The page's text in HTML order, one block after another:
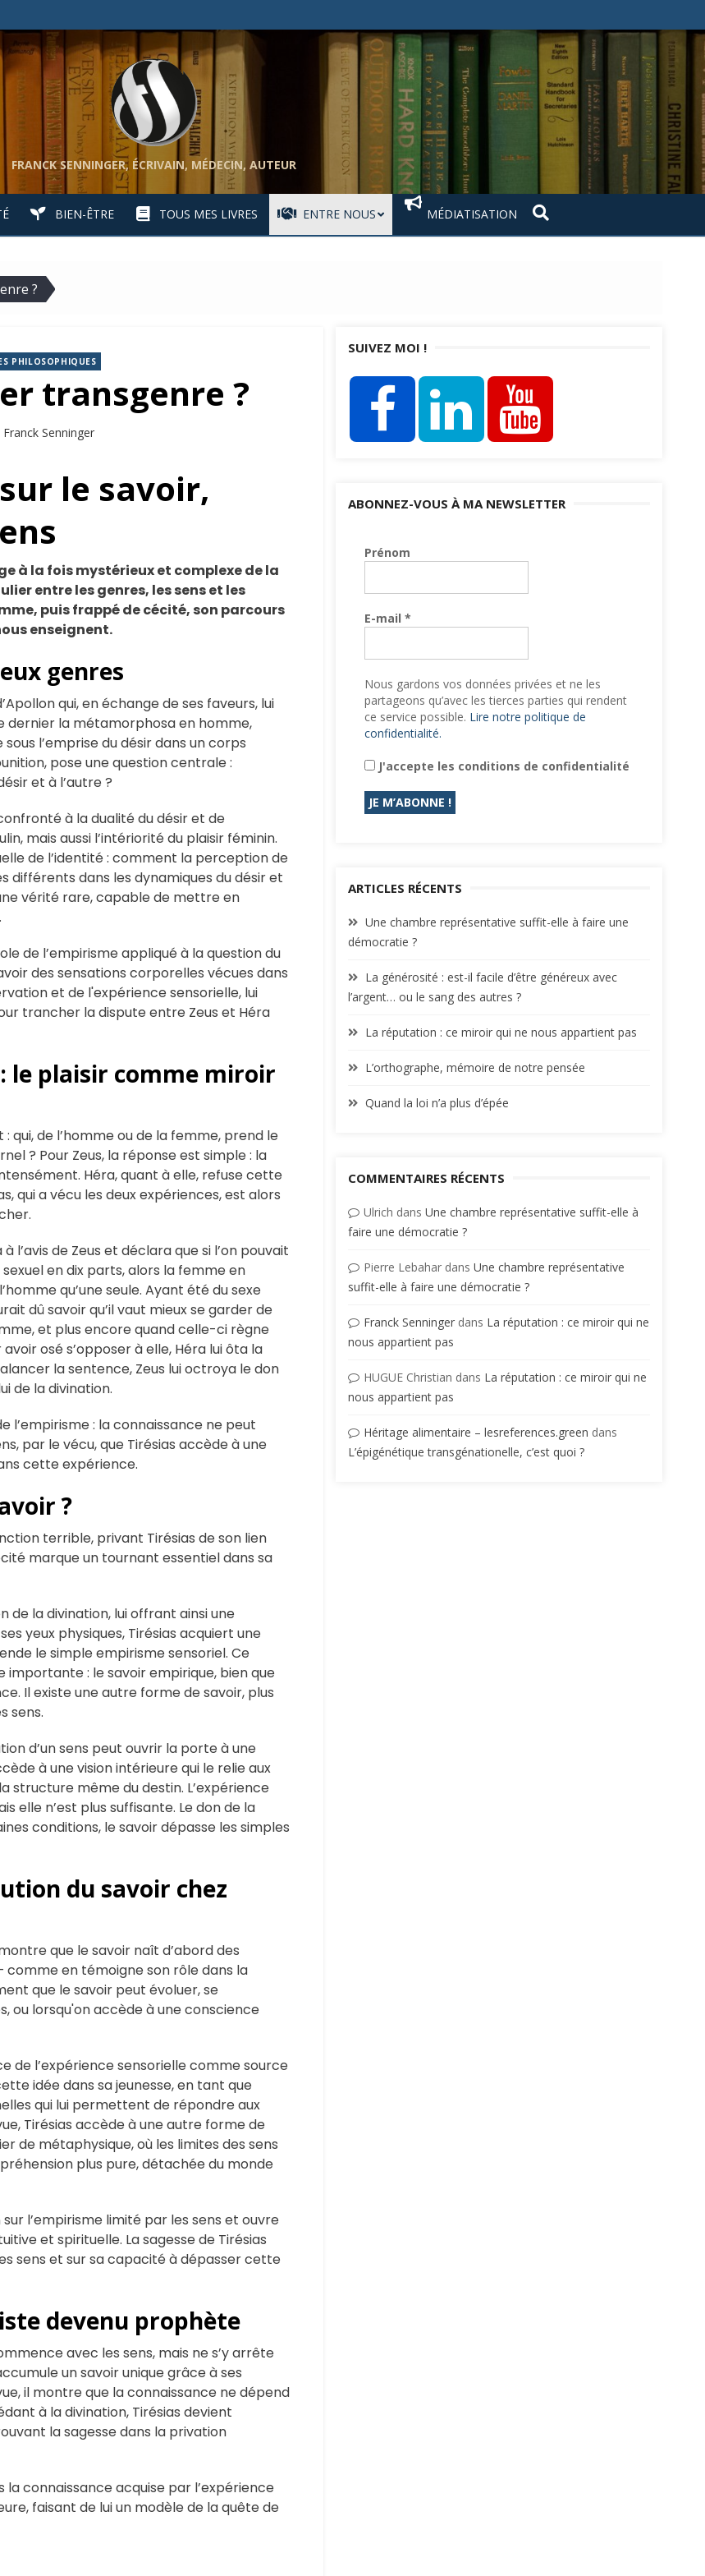
FRANCK SENNINGER, ÉCRIVAIN, MÉDECIN, AUTEUR
BIEN-ÊTRE TOUS MES LIVRES ENTRE NOUS MÉDIATISATION
?
PHILOSOPHIQUES
transgenre ?
Auteur
Franck Senninger
le savoir,
à la fois mystérieux et complexe de la
entre les genres, les sens et les
puis frappé de cécité, son parcours
enseignent.
genres
qui, en échange de ses faveurs, lui
dernier la métamorphosa en homme,
l’emprise du désir dans un corps
pose une question centrale :
et à l’autre ?
à la dualité du désir et de
mais aussi l’intériorité du plaisir féminin.
de l’identité : comment la perception de
différents dans les dynamiques du désir et
vérité rare, capable de mettre en
de l’empirisme appliqué à la question du
des sensations corporelles vécues dans
et de l'expérience sensorielle, lui
trancher la dispute entre Zeus et Héra
le plaisir comme miroir
: qui, de l’homme ou de la femme, prend le
? Pour Zeus, la réponse est simple : la
Héra, quant à elle, refuse cette
qui a vécu les deux expériences, est alors
l’avis de Zeus et déclara que si l’on pouvait
en dix parts, alors la femme en
qu’une seule. Ayant été du sexe
dû savoir qu’il vaut mieux se garder de
et plus encore quand celle-ci règne
avoir osé s’opposer à elle, Héra lui ôta la
la sentence, Zeus lui octroya le don
de la divination.
: la connaissance ne peut
par le vécu, que Tirésias accède à une
cette expérience.
?
terrible, privant Tirésias de son lien
marque un tournant essentiel dans sa
de la divination, lui offrant ainsi une
yeux physiques, Tirésias acquiert une
le simple empirisme sensoriel. Ce
: le savoir empirique, bien que
Il existe une autre forme de savoir, plus
sens.
d’un sens peut ouvrir la porte à une
à une vision intérieure qui le relie aux
structure même du destin. L’expérience
elle n’est plus suffisante. Le don de la
conditions, le savoir dépasse les simples
du savoir chez
que le savoir naît d’abord des
en témoigne son rôle dans la
que le savoir peut évoluer, se
ou lorsqu'on accède à une conscience
de l’expérience sensorielle comme source
idée dans sa jeunesse, en tant que
qui lui permettent de répondre aux
Tirésias accède à une autre forme de
de métaphysique, où les limites des sens
plus pure, détachée du monde
l’empirisme limité par les sens et ouvre
et spirituelle. La sagesse de Tirésias
sens et sur sa capacité à dépasser cette
devenu prophète
avec les sens, mais ne s’y arrête
un savoir unique grâce à ses
il montre que la connaissance ne dépend
à la divination, Tirésias devient
la sagesse dans la privation
la connaissance acquise par l’expérience
faisant de lui un modèle de la quête de
SUIVEZ MOI !
ABONNEZ-VOUS À MA NEWSLETTER
Prénom
E-mail *
Nous gardons vos données privées et ne les
partageons qu’avec les tierces parties qui rendent
ce service possible. Lire notre politique de
confidentialité.
J'accepte les conditions de confidentialité
ARTICLES RÉCENTS
Une chambre représentative suffit-elle à faire une
démocratie ?
La générosité : est-il facile d’être généreux avec
l’argent… ou le sang des autres ?
La réputation : ce miroir qui ne nous appartient pas
L’orthographe, mémoire de notre pensée
Quand la loi n’a plus d’épée
COMMENTAIRES RÉCENTS
Ulrich dans Une chambre représentative suffit-elle à
faire une démocratie ?
Pierre Lebahardans Une chambre représentative
suffit-elle à faire une démocratie ?
Franck Senningerdans La réputation : ce miroir qui ne
nous appartient pas
HUGUE Christian dans La réputation : ce miroir qui ne
nous appartient pas
Héritage alimentaire – lesreferences.green dans
L’épigénétique transgénationelle, c’est quoi ?